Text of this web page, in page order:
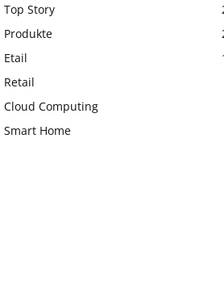
Top Story
Produkte
Etail
Retail
Cloud Computing
Smart Home